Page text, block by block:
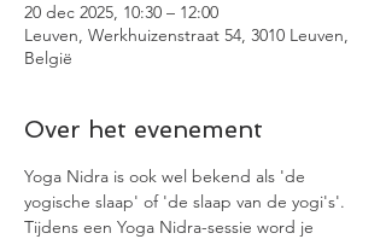
20 dec 2025, 10:30 – 12:00
Leuven, Werkhuizenstraat 54, 3010 Leuven,
België
Over het evenement
Yoga Nidra is ook wel bekend als 'de
yogische slaap' of 'de slaap van de yogi's'.
Tijdens een Yoga Nidra-sessie word je